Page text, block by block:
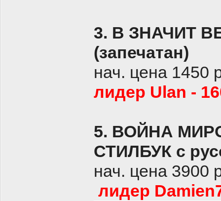
3. В ЗНАЧИТ
(запечатан)
нач. цена 1450
лидер Ulan -
5. ВОЙНА
СТИЛБУК с
нач. цена 3900
лидер